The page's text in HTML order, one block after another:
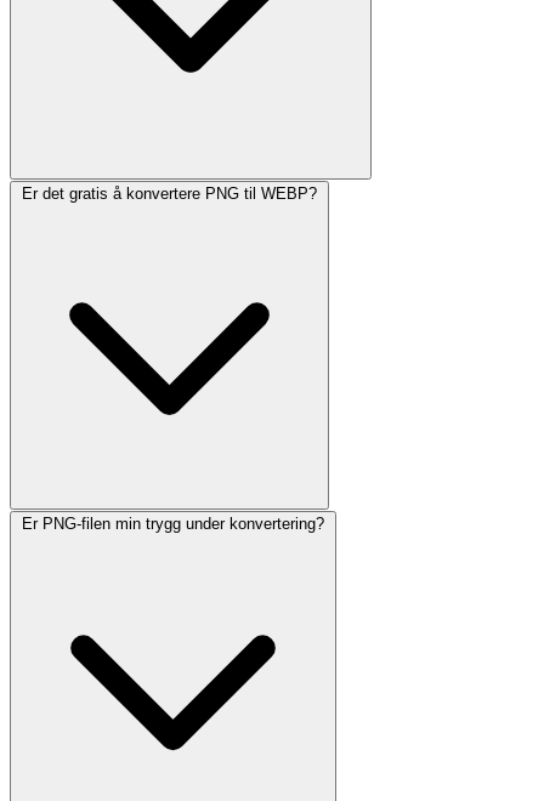
Er det gratis å konvertere PNG til WEBP?
Er PNG-filen min trygg under konvertering?